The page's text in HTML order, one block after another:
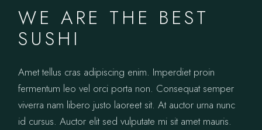
WE ARE THE BEST
SUSHI
Amet tellus cras adipiscing enim. Imperdiet proin
fermentum leo vel orci porta non. Consequat semper
viverra nam libero justo laoreet sit. At auctor urna nunc
id cursus. Auctor elit sed vulputate mi sit amet mauris.